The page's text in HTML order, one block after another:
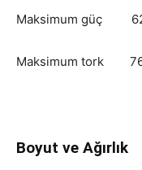
Maksimum güç
Maksimum tork
Boyut ve Ağırlık